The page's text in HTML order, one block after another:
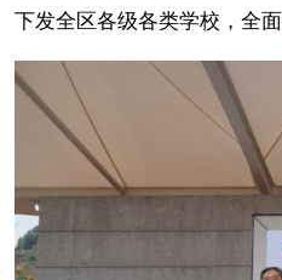
下发全区各级各类学校，全